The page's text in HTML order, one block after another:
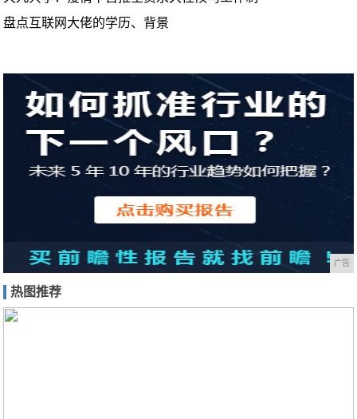
盘点互联网大佬的学历、背景
广告
热图推荐